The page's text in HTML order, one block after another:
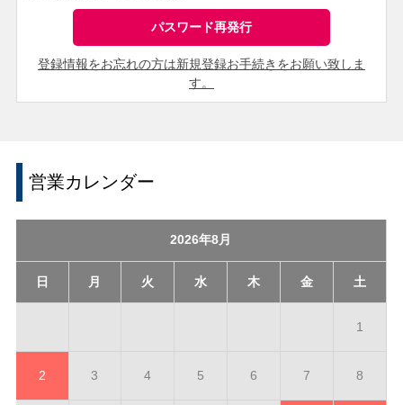
登録情報をお忘れの方は新規登録お手続きをお願い致しま
す。
営業カレンダー
2026年8月
日 月 火 水 木 金 土
1
2 3 4 5 6 7 8